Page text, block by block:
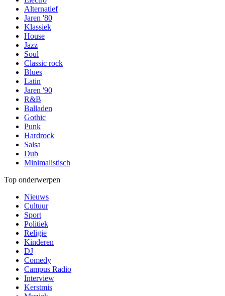
Alternatief
Jaren '80
Klassiek
House
Jazz
Soul
Classic rock
Blues
Latin
Jaren '90
R&B
Balladen
Gothic
Punk
Hardrock
Salsa
Dub
Minimalistisch
Top onderwerpen
Nieuws
Cultuur
Sport
Politiek
Religie
Kinderen
DJ
Comedy
Campus Radio
Interview
Kerstmis